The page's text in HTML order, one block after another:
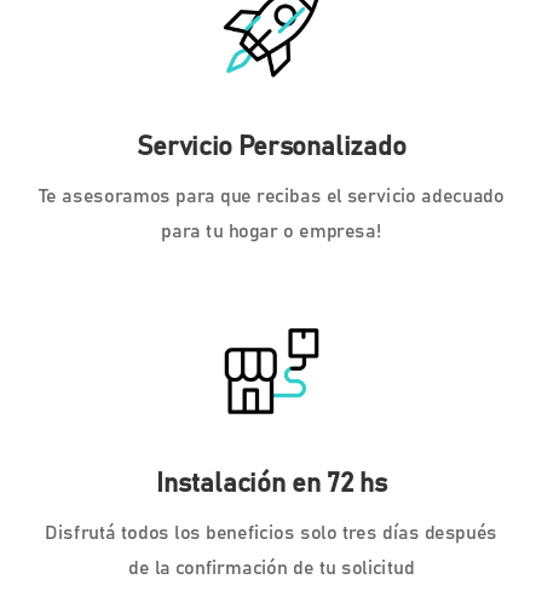
Servicio Personalizado
Te asesoramos para que recibas el servicio adecuado
para tu hogar o empresa!
Instalación en 72 hs
Disfrutá todos los beneficios solo tres días después
de la confirmación de tu solicitud